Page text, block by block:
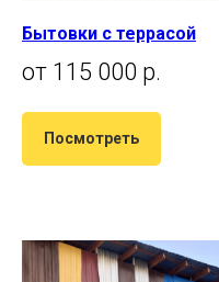
Бытовки с террасой
от 115 000 р.
Посмотреть